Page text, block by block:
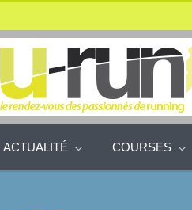
ACTUALITÉ COURSES